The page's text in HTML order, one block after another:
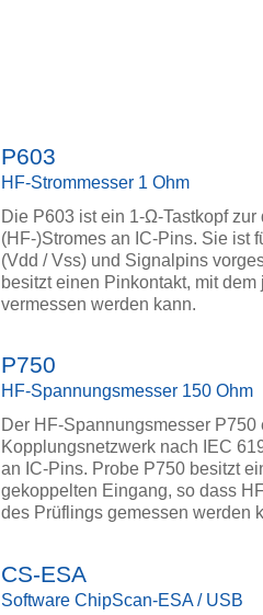
P603
HF-Strommesser 1 Ohm
Die P603 ist ein 1-Ω-Tastkopf
(HF-)Stromes an IC-Pins. Sie ist
(Vdd / Vss) und Signalpins
besitzt einen Pinkontakt, mit
vermessen werden kann.
P750
HF-Spannungsmesser 150 Ohm
Der HF-Spannungsmesser
Kopplungsnetzwerk nach IEC
an IC-Pins. Probe P750 besitzt
gekoppelten Eingang, so dass
des Prüflings gemessen werden
CS-ESA
Software ChipScan-ESA / USB